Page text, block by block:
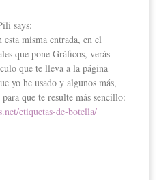
says:
misma entrada, en el
que pone Gráficos, verás
que te lleva a la página
yo he usado y algunos más,
que te resulte más sencillo:
etiquetas-de-botella/